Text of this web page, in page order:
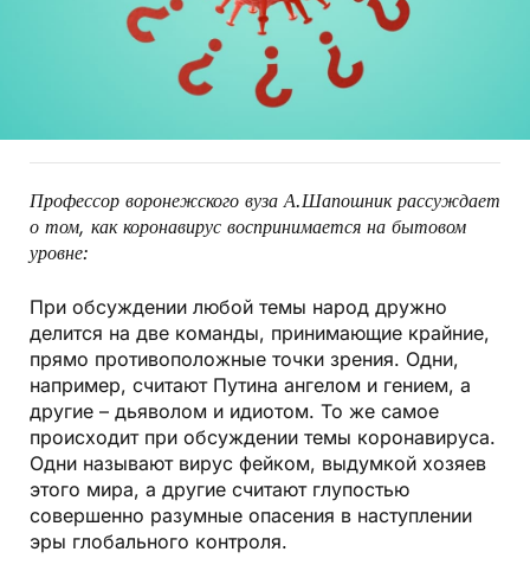
Профессор воронежского вуза А.Шапошник рассуждает
о том, как коронавирус воспринимается на бытовом
уровне:
При обсуждении любой темы народ дружно
делится на две команды, принимающие крайние,
прямо противоположные точки зрения. Одни,
например, считают Путина ангелом и гением, а
другие – дьяволом и идиотом. То же самое
происходит при обсуждении темы коронавируса.
Одни называют вирус фейком, выдумкой хозяев
этого мира, а другие считают глупостью
совершенно разумные опасения в наступлении
эры глобального контроля.